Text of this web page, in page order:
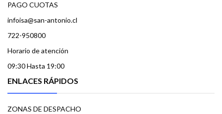
PAGO CUOTAS
infoisa@san-antonio.cl
722-950800
Horario de atención
09:30 Hasta 19:00
ENLACES RÁPIDOS
ZONAS DE DESPACHO